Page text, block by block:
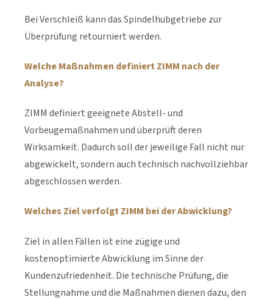
Bei Verschleiß kann das Spindelhubgetriebe zur
Überprüfung retourniert werden.
Welche Maßnahmen definiert ZIMM nach der
Analyse?
ZIMM definiert geeignete Abstell- und
Vorbeugemaßnahmen und überprüft deren
Wirksamkeit. Dadurch soll der jeweilige Fall nicht nur
abgewickelt, sondern auch technisch nachvollziehbar
abgeschlossen werden.
Welches Ziel verfolgt ZIMM bei der Abwicklung?
Ziel in allen Fällen ist eine zügige und
kostenoptimierte Abwicklung im Sinne der
Kundenzufriedenheit. Die technische Prüfung, die
Stellungnahme und die Maßnahmen dienen dazu, den